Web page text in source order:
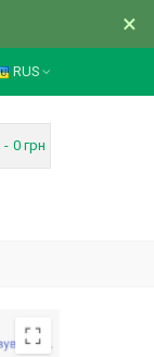
×
RUS
- 0 грн